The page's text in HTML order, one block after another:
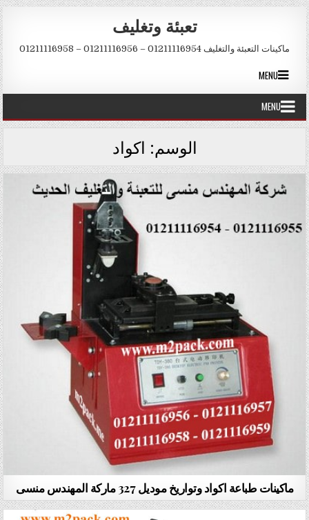
Skip to content
تعبئة وتغليف
ماكينات التعبئة والتغليف 01211116954 – 01211116956 – 01211116958
MENU
MENU
الوسم: اكواد
ماكينات طباعة اكواد وتواريخ موديل 327 ماركة المهندس منسى